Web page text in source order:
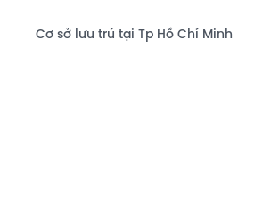
Cơ sở lưu trú tại Tp Hồ Chí Minh